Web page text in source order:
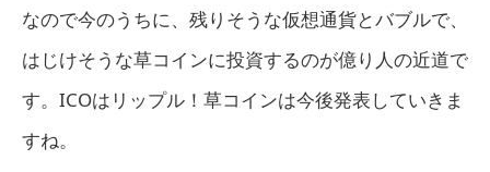
なので今のうちに、残りそうな仮想通貨とバブルで、
はじけそうな草コインに投資するのが億り人の近道で
す。ICOはリップル！草コインは今後発表していきま
すね。